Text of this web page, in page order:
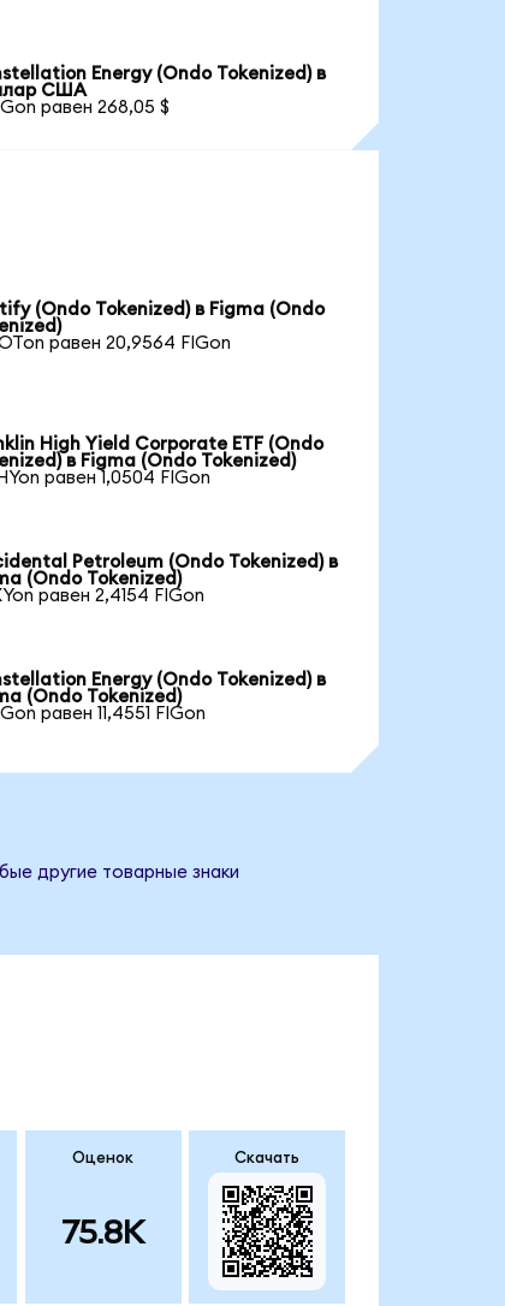
Energy (Ondo Tokenized) в
США
равен 268,05 $
(Ondo Tokenized) в Figma (Ondo
равен 20,9564 FIGon
High Yield Corporate ETF (Ondo
в Figma (Ondo Tokenized)
равен 1,0504 FIGon
Petroleum (Ondo Tokenized) в
(Ondo Tokenized)
равен 2,4154 FIGon
Energy (Ondo Tokenized) в
(Ondo Tokenized)
равен 11,4551 FIGon
другие товарные знаки
Оценок
75.8K
Скачать